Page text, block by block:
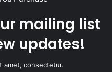
mailing list
updates!
amet, consectetur.